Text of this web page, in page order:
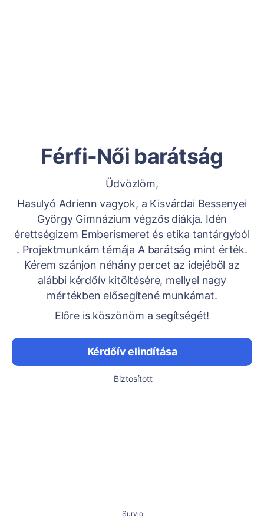
Férfi-Női barátság
Üdvözlöm,
Hasulyó Adrienn vagyok, a Kisvárdai Bessenyei
György Gimnázium végzős diákja. Idén
érettségizem Emberismeret és etika tantárgyból
. Projektmunkám témája A barátság mint érték.
Kérem szánjon néhány percet az idejéből az
alábbi kérdőív kitöltésére, mellyel nagy
mértékben elősegítené munkámat.
Előre is köszönöm a segítségét!
Kérdőív elindítása
Biztosított
Survio